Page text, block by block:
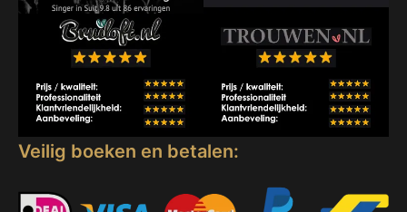
Veilig boeken en betalen: